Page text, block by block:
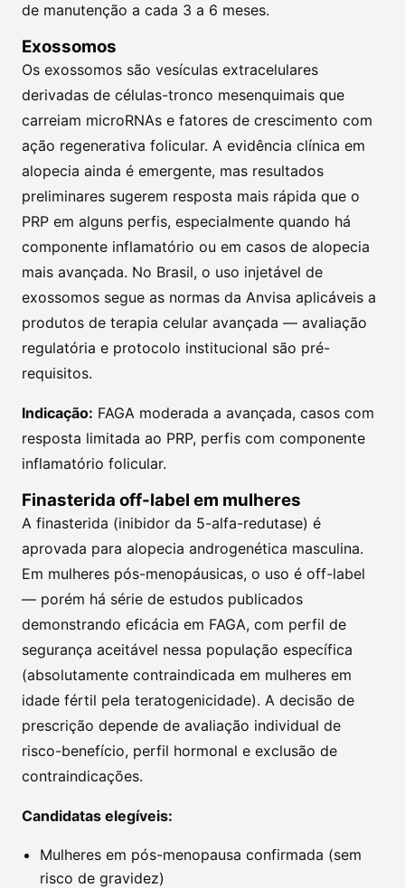
de manutenção a cada 3 a 6 meses.
Exossomos
Os exossomos são vesículas extracelulares
derivadas de células-tronco mesenquimais que
carreiam microRNAs e fatores de crescimento com
ação regenerativa folicular. A evidência clínica em
alopecia ainda é emergente, mas resultados
preliminares sugerem resposta mais rápida que o
PRP em alguns perfis, especialmente quando há
componente inflamatório ou em casos de alopecia
mais avançada. No Brasil, o uso injetável de
exossomos segue as normas da Anvisa aplicáveis a
produtos de terapia celular avançada — avaliação
regulatória e protocolo institucional são pré-
requisitos.
Indicação: FAGA moderada a avançada, casos com
resposta limitada ao PRP, perfis com componente
inflamatório folicular.
Finasterida off-label em mulheres
A finasterida (inibidor da 5-alfa-redutase) é
aprovada para alopecia androgenética masculina.
Em mulheres pós-menopáusicas, o uso é off-label
— porém há série de estudos publicados
demonstrando eficácia em FAGA, com perfil de
segurança aceitável nessa população específica
(absolutamente contraindicada em mulheres em
idade fértil pela teratogenicidade). A decisão de
prescrição depende de avaliação individual de
risco-benefício, perfil hormonal e exclusão de
contraindicações.
Candidatas elegíveis:
Mulheres em pós-menopausa confirmada (sem
risco de gravidez)